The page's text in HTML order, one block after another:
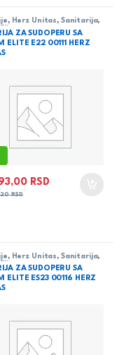
, Herz Unitas , Sanitarija,
ZA SUDOPERU SA
ELITE E22 00111 HERZ
RSD
RSD
, Herz Unitas , Sanitarija,
ZA SUDOPERU SA
ELITE ES23 00116 HERZ